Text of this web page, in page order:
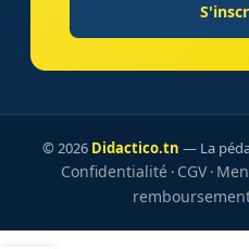
© 2026 Didactico.tn — La
Confidentialité · CGV·